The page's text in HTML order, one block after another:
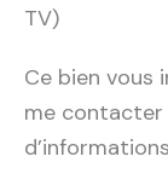
TV)
Ce bien vous
me contacter